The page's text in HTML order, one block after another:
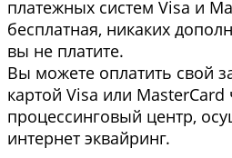
платежных систем Visa и
бесплатная, никаких
вы не платите.
Вы можете оплатить свой
картой Visa или MasterCard
процессинговый центр,
интернет эквайринг.